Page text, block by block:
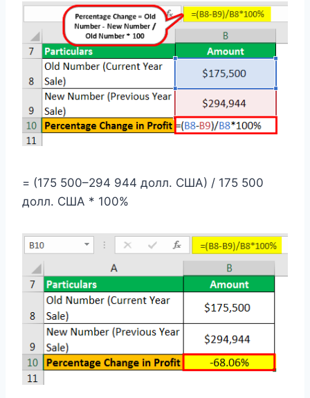
= (175 500–294 944 долл. США) / 175 500
долл. США * 100%